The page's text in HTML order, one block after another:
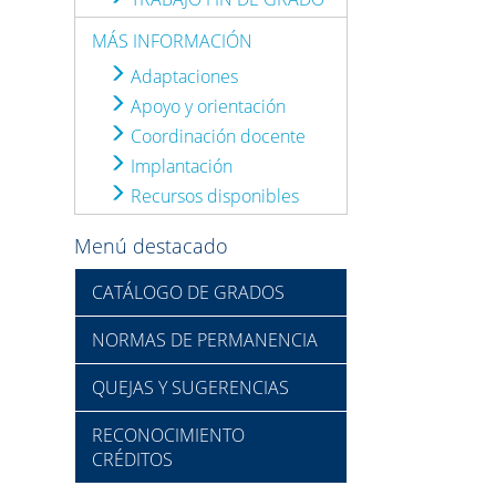
MÁS INFORMACIÓN
Adaptaciones
Apoyo y orientación
Coordinación docente
Implantación
Recursos disponibles
Menú destacado
CATÁLOGO DE GRADOS
NORMAS DE PERMANENCIA
QUEJAS Y SUGERENCIAS
RECONOCIMIENTO
CRÉDITOS